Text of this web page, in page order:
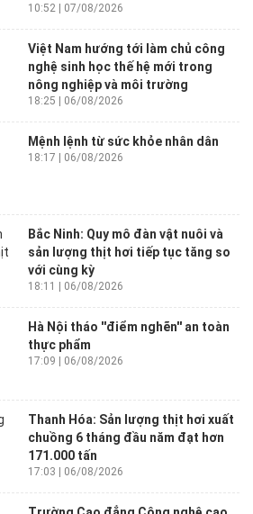
10:52 | 07/08/2026
Việt Nam hướng tới làm chủ công
nghệ sinh học thế hệ mới trong
nông nghiệp và môi trường
18:25 | 06/08/2026
Mệnh lệnh từ sức khỏe nhân dân
18:17 | 06/08/2026
Bắc Ninh: Quy mô đàn vật nuôi và
sản lượng thịt hơi tiếp tục tăng so
với cùng kỳ
18:11 | 06/08/2026
Hà Nội tháo ''điểm nghẽn'' an toàn
thực phẩm
17:09 | 06/08/2026
Thanh Hóa: Sản lượng thịt hơi xuất
chuồng 6 tháng đầu năm đạt hơn
171.000 tấn
17:03 | 06/08/2026